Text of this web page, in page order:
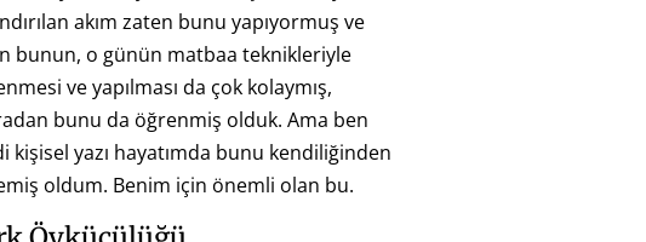
akım zaten bunu yapıyormuş ve
bunun, o günün matbaa teknikleriyle
ve yapılması da çok kolaymış,
bunu da öğrenmiş olduk. Ama ben
kişisel yazı hayatımda bunu kendiliğinden
oldum. Benim için önemli olan bu.